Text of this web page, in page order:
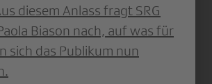
diesem Anlass fragt SRG
Biason nach, auf was für
sich das Publikum nun